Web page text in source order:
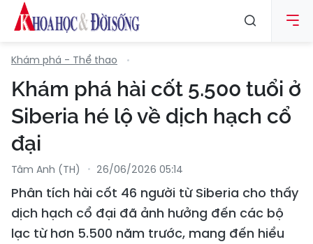
Khám phá - Thể thao
Khám phá hài cốt 5.500 tuổi ở
Siberia hé lộ về dịch hạch cổ
đại
Tâm Anh (TH) 26/06/2026 05:14
Phân tích hài cốt 46 người từ Siberia cho thấy
dịch hạch cổ đại đã ảnh hưởng đến các bộ
lạc từ hơn 5.500 năm trước, mang đến hiểu